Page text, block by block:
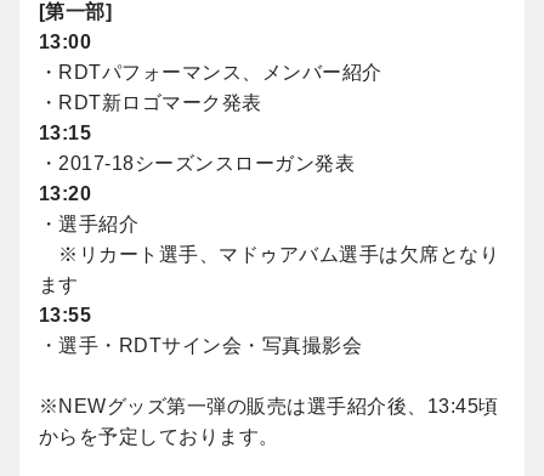
[第一部]
13:00
・RDTパフォーマンス、メンバー紹介
・RDT新ロゴマーク発表
13:15
・2017-18シーズンスローガン発表
13:20
・選手紹介
※リカート選手、マドゥアバム選手は欠席となり
ます
13:55
・選手・RDTサイン会・写真撮影会
※NEWグッズ第一弾の販売は選手紹介後、13:45頃
からを予定しております。